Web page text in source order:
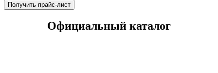
Получить прайс-лист
Официальный каталог